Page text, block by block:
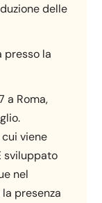
delle
presso la
a Roma,
viene
sviluppato
nel
presenza